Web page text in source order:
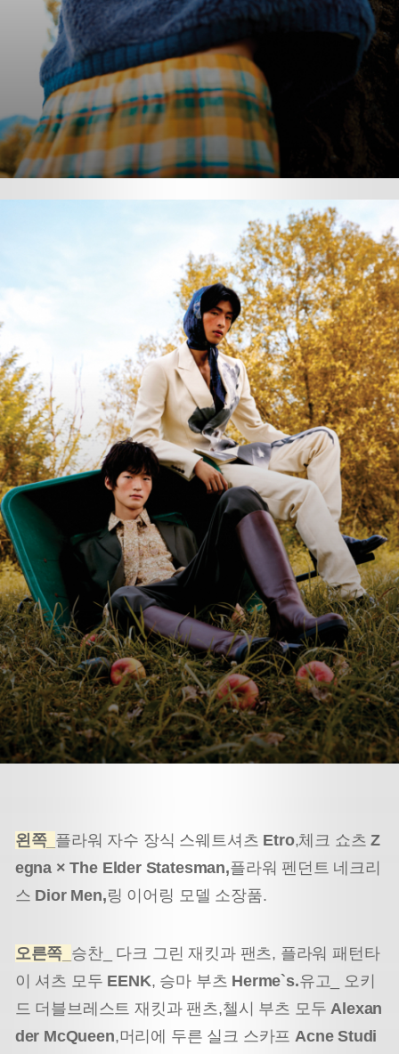
왼쪽_ 플라워 자수 장식 스웨트셔츠 Etro,체크 쇼츠Z
egna × The Elder Statesman,플라워 펜던트 네크리
스 Dior Men,링 이어링 모델 소장품.
오른쪽_ 승찬_ 다크 그린 재킷과 팬츠, 플라워 패턴 타
이 셔츠 모두 EENK, 승마 부츠 Herme`s.유고_ 오키
드 더블브레스트 재킷과 팬츠,첼시 부츠 모두 Alexan
der McQueen,머리에 두른 실크 스카프 Acne Studi